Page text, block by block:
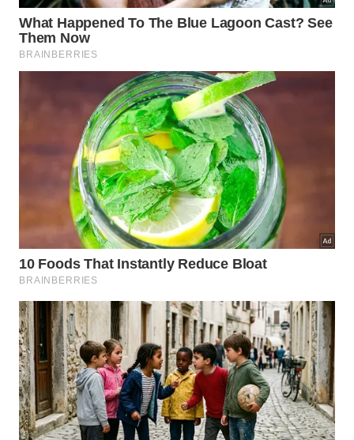
humanos misturados com restos faunísticos muito
específicos. Essa combinação incomum fornece
pistas valiosas a respeito dos complexos
tradicionais que habitavam a rica baciaamazônica
séculos atrás.
🐟
Vestígios de
Alimentação e
Oficinas Rituais